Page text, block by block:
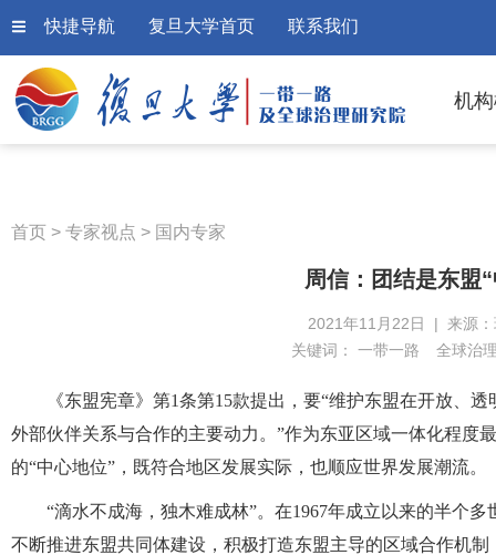
快捷导航 复旦大学首页 联系我们
机
首页 > 专家视点 > 国内专家
周信：团结是东盟
2021年11月22日 | 来源
关键词： 一带一路 全球治
《东盟宪章》第1条第15款提出，要“维护东盟在开放、
外部伙伴关系与合作的主要动力。”作为东亚区域一体化程度
的“中心地位”，既符合地区发展实际，也顺应世界发展潮流
“滴水不成海，独木难成林”。在1967年成立以来的半个
不断推进东盟共同体建设，积极打造东盟主导的区域合作机